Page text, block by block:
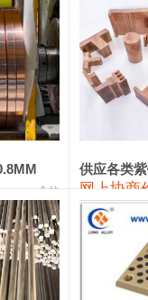
26,300—26,500
24,300—24,500
金拉
供应各类
网上协商